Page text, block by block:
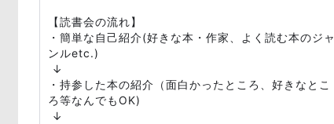
【読書会の流れ】
・簡単な自己紹介(好きな本・作家、よく読む本のジャ
ンルetc.)
↓
・持参した本の紹介（面白かったところ、好きなとこ
ろ等なんでもOK)
↓